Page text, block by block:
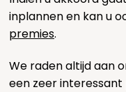
inplannen en kan u
premies.
We raden altijd aan
een zeer